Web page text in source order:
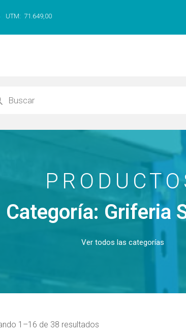
UTM: 71.649,00
Categoría: Griferia
Ver todos las categorías
1–16 de 38 resultados